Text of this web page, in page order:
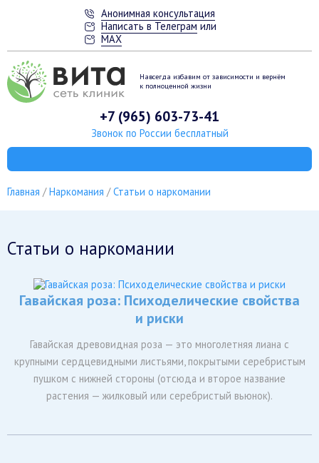
Анонимная консультация
Написать в Телеграм или
MAX
Навсегда избавим от зависимости и вернём
к полноценной жизни
+7 (965) 603-73-41
Звонок по России бесплатный
Главная Наркомания Статьи о наркомании
Статьи о наркомании
Гавайская роза: Психоделические свойства
и риски
Гавайская древовидная роза — это многолетняя лиана с
крупными сердцевидными листьями, покрытыми серебристым
пушком с нижней стороны (отсюда и второе название
растения — жилковый или серебристый вьюнок).